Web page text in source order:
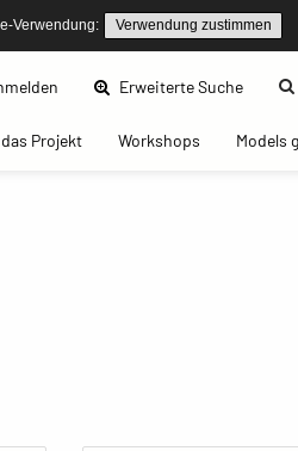
Verwendung: Verwendung zustimmen
Erweiterte Suche(current)
Projekt(current)Workshops(current)Models